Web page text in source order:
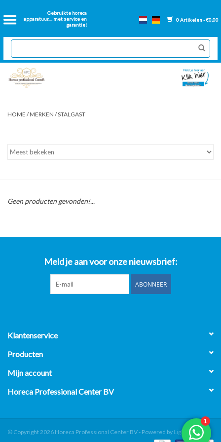
Gebruikte horeca
apparatuur.... met service en
garantie!
0 Artikelen - €0,00
Home
2dehands Horeca
Nieuwe apparatuur
Onderdelen bakwanden
Over ons
HOME /MERKEN /STALGAST
Geen producten gevonden!...
Meld je aan voor onze nieuwsbrief:
ABONNEER
Klantenservice
Producten
Mijn account
Horeca Professional Center BV
© Copyright 2026 Horeca Professional Center BV - Powered by Lightspeed